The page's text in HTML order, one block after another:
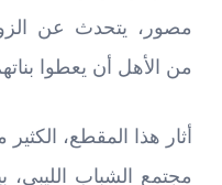
مصور، يتحدث عن
من الأهل أن يعطوا
أثار هذا المقطع،
مجتمع الشباب